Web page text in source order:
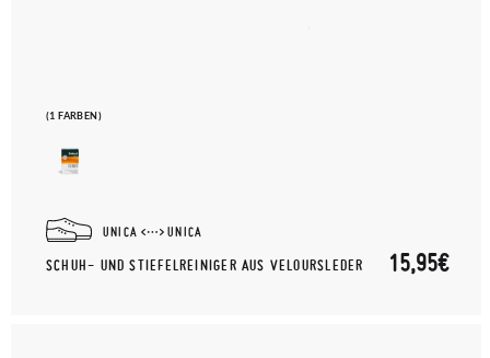
(1 FARBEN)
UNICA UNICA
SCHUH- UND STIEFELREINIGER AUS VELOURSLEDER 15,95€